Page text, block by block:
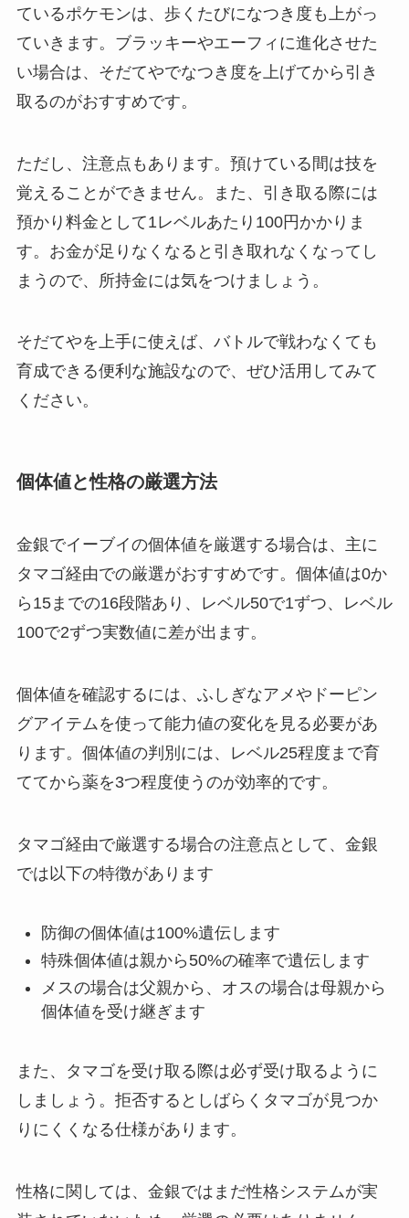
ているポケモンは、歩くたびになつき度も上がっ
ていきます。ブラッキーやエーフィに進化させた
い場合は、そだてやでなつき度を上げてから引き
取るのがおすすめです。
ただし、注意点もあります。預けている間は技を
覚えることができません。また、引き取る際には
預かり料金として1レベルあたり100円かかりま
す。お金が足りなくなると引き取れなくなってし
まうので、所持金には気をつけましょう。
そだてやを上手に使えば、バトルで戦わなくても
育成できる便利な施設なので、ぜひ活用してみて
ください。
個体値と性格の厳選方法
金銀でイーブイの個体値を厳選する場合は、主に
タマゴ経由での厳選がおすすめです。個体値は0か
ら15までの16段階あり、レベル50で1ずつ、レベル
100で2ずつ実数値に差が出ます。
個体値を確認するには、ふしぎなアメやドーピン
グアイテムを使って能力値の変化を見る必要があ
ります。個体値の判別には、レベル25程度まで育
ててから薬を3つ程度使うのが効率的です。
タマゴ経由で厳選する場合の注意点として、金銀
では以下の特徴があります
防御の個体値は100%遺伝します
特殊個体値は親から50%の確率で遺伝します
メスの場合は父親から、オスの場合は母親から
個体値を受け継ぎます
また、タマゴを受け取る際は必ず受け取るように
しましょう。拒否するとしばらくタマゴが見つか
りにくくなる仕様があります。
性格に関しては、金銀ではまだ性格システムが実